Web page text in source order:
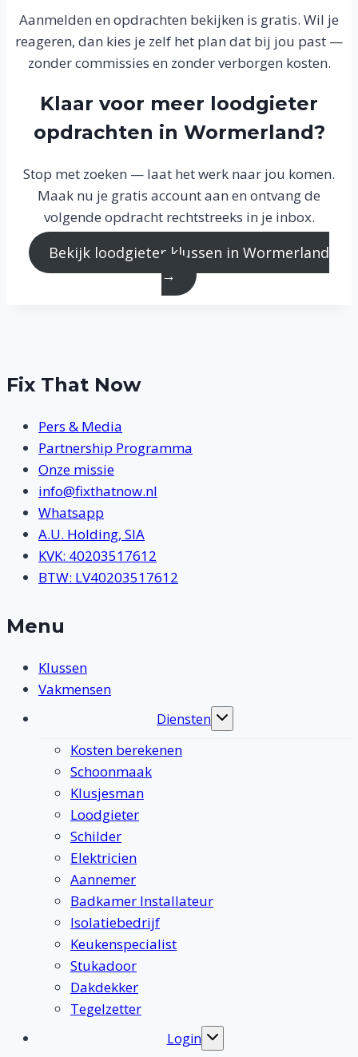
Aanmelden en opdrachten bekijken is gratis. Wil je
reageren, dan kies je zelf het plan dat bij jou past —
zonder commissies en zonder verborgen kosten.
Klaar voor meer loodgieter
opdrachten in Wormerland?
Stop met zoeken — laat het werk naar jou komen.
Maak nu je gratis account aan en ontvang de
volgende opdracht rechtstreeks in je inbox.
Bekijk loodgieter klussen in Wormerland
→
Fix That Now
Pers & Media
Partnership Programma
Onze missie
info@fixthatnow.nl
Whatsapp
A.U. Holding, SIA
KVK: 40203517612
BTW: LV40203517612
Menu
Klussen
Vakmensen
Diensten
Toggle
Kosten berekenen
Schoonmaak
Klusjesman
Loodgieter
Schilder
Elektricien
Aannemer
Badkamer Installateur
Isolatiebedrijf
Keukenspecialist
Stukadoor
Dakdekker
Tegelzetter
Login
Toggle